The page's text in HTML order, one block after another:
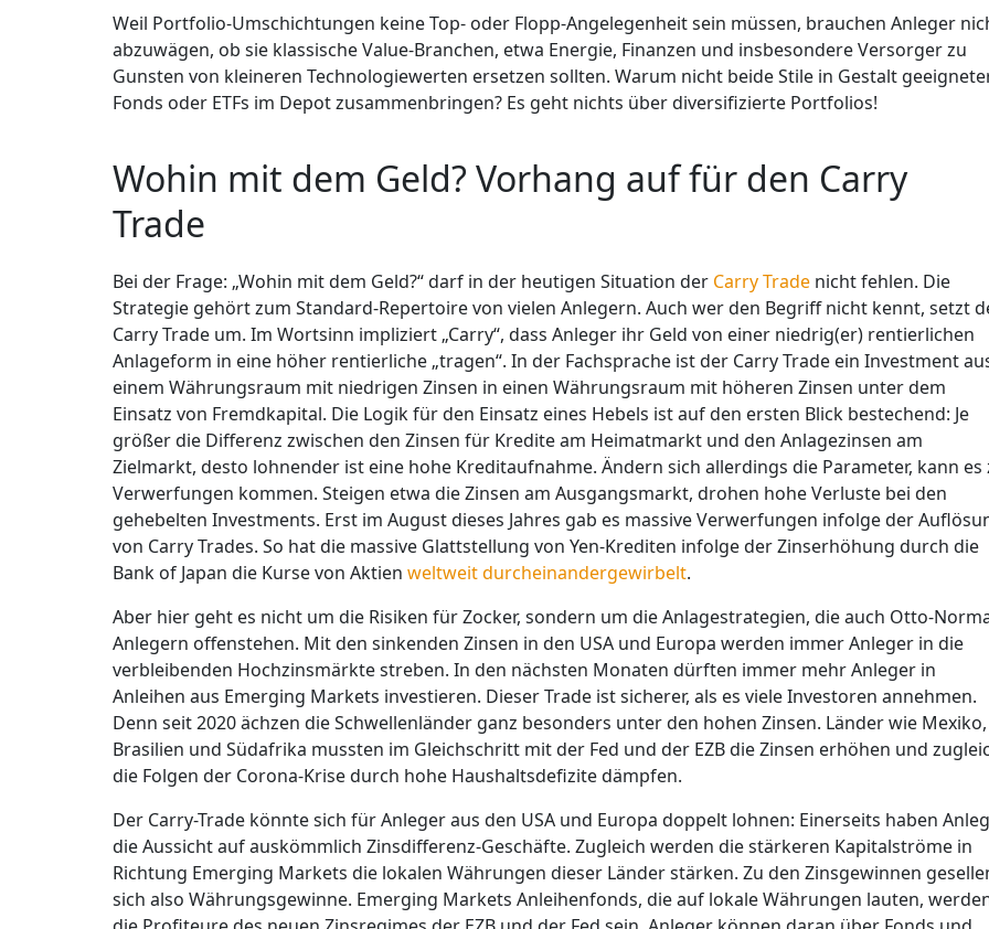
Weil Portfolio-Umschichtungen keine Top- oder Flopp-Angelegenheit sein müssen, brauchen Anleger
abzuwägen, ob sie klassische Value-Branchen, etwa Energie, Finanzen und insbesondere Versorger zu
Gunsten von kleineren Technologiewerten ersetzen sollten. Warum nicht beide Stile in Gestalt
Fonds oder ETFs im Depot zusammenbringen? Es geht nichts über diversifizierte Portfolios!
Wohin mit dem Geld? Vorhang auf für den Carry
Trade
Bei der Frage: „Wohin mit dem Geld?“ darf in der heutigen Situation der Carry Trade nicht fehlen. Die
Strategie gehört zum Standard-Repertoire von vielen Anlegern. Auch wer den Begriff nicht kennt, setzt
Carry Trade um. Im Wortsinn impliziert „Carry“, dass Anleger ihr Geld von einer niedrig(er) rentierlichen
Anlageform in eine höher rentierliche „tragen“. In der Fachsprache ist der Carry Trade ein Investment
einem Währungsraum mit niedrigen Zinsen in einen Währungsraum mit höheren Zinsen unter dem
Einsatz von Fremdkapital. Die Logik für den Einsatz eines Hebels ist auf den ersten Blick bestechend: Je
größer die Differenz zwischen den Zinsen für Kredite am Heimatmarkt und den Anlagezinsen am
Zielmarkt, desto lohnender ist eine hohe Kreditaufnahme. Ändern sich allerdings die Parameter, kann es
Verwerfungen kommen. Steigen etwa die Zinsen am Ausgangsmarkt, drohen hohe Verluste bei den
gehebelten Investments. Erst im August dieses Jahres gab es massive Verwerfungen infolge der
von Carry Trades. So hat die massive Glattstellung von Yen-Krediten infolge der Zinserhöhung durch die
Bank of Japan die Kurse von Aktien weltweit durcheinandergewirbelt.
Aber hier geht es nicht um die Risiken für Zocker, sondern um die Anlagestrategien, die auch Otto-
Anlegern offenstehen. Mit den sinkenden Zinsen in den USA und Europa werden immer Anleger in die
verbleibenden Hochzinsmärkte streben. In den nächsten Monaten dürften immer mehr Anleger in
Anleihen aus Emerging Markets investieren. Dieser Trade ist sicherer, als es viele Investoren annehmen.
Denn seit 2020 ächzen die Schwellenländer ganz besonders unter den hohen Zinsen. Länder wie Mexiko,
Brasilien und Südafrika mussten im Gleichschritt mit der Fed und der EZB die Zinsen erhöhen und
die Folgen der Corona-Krise durch hohe Haushaltsdefizite dämpfen.
Der Carry-Trade könnte sich für Anleger aus den USA und Europa doppelt lohnen: Einerseits haben
die Aussicht auf auskömmlich Zinsdifferenz-Geschäfte. Zugleich werden die stärkeren Kapitalströme in
Richtung Emerging Markets die lokalen Währungen dieser Länder stärken. Zu den Zinsgewinnen
sich also Währungsgewinne. Emerging Markets Anleihenfonds, die auf lokale Währungen lauten,